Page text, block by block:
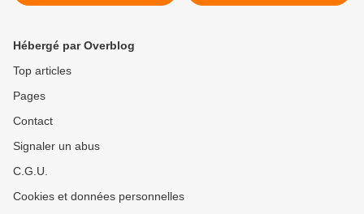
Hébergé par Overblog
Top articles
Pages
Contact
Signaler un abus
C.G.U.
Cookies et données personnelles